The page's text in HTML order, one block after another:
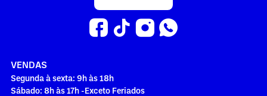
VENDAS
Segunda à sexta: 9h às 18h
Sábado: 8h às 17h -Exceto Feriados